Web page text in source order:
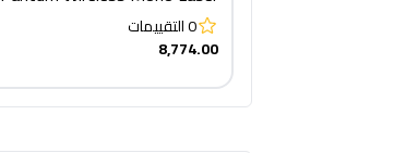
Multifunction Printer, White -
M6509NW +TONER 219 copy
0التقييمات
8,774.00